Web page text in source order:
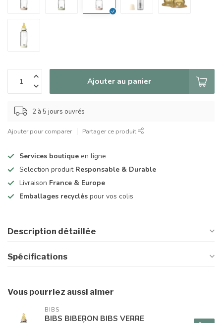
Ajouter au panier
2 à 5 jours ouvrés
Ajouter pour comparer Partager ce produit
Services boutique en ligne
Selection produit Responsable & Durable
Livraison France & Europe
Emballages recyclés pour vos colis
Description détaillée
Spécifications
Vous pourriez aussi aimer
BIBS
BIBS BIBERON BIBS VERRE